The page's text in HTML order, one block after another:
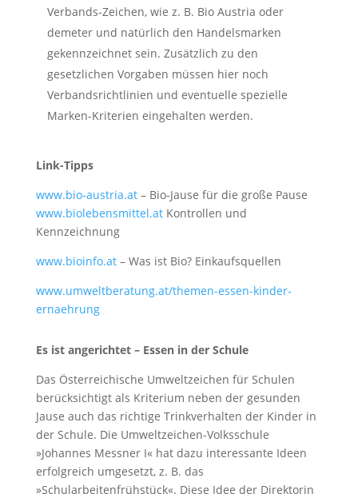
Verbands-Zeichen, wie z. B. Bio Austria oder
demeter und natürlich den Handelsmarken
gekennzeichnet sein. Zusätzlich zu den
gesetzlichen Vorgaben müssen hier noch
Verbandsrichtlinien und eventuelle spezielle
Marken-Kriterien eingehalten werden.
Link-Tipps
www.bio-austria.at– Bio-Jause für die große Pause
www.biolebensmittel.atKontrollen und
Kennzeichnung
www.bioinfo.at– Was ist Bio? Einkaufsquellen
www.umweltberatung.at/themen-essen-kinder-
ernaehrung
Es ist angerichtet – Essen in der Schule
Das Österreichische Umweltzeichen für Schulen
berücksichtigt als Kriterium neben der gesunden
Jause auch das richtige Trinkverhalten der Kinder in
der Schule. Die Umweltzeichen-Volksschule
»Johannes Messner I« hat dazu interessante Ideen
erfolgreich umgesetzt, z. B. das
»Schularbeitenfrühstück«. Diese Idee der Direktorin